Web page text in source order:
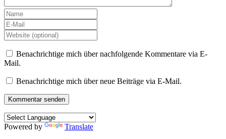
Benachrichtige mich über nachfolgende Kommentare via E-
Mail.
Benachrichtige mich über neue Beiträge via E-Mail.
Powered by Translate